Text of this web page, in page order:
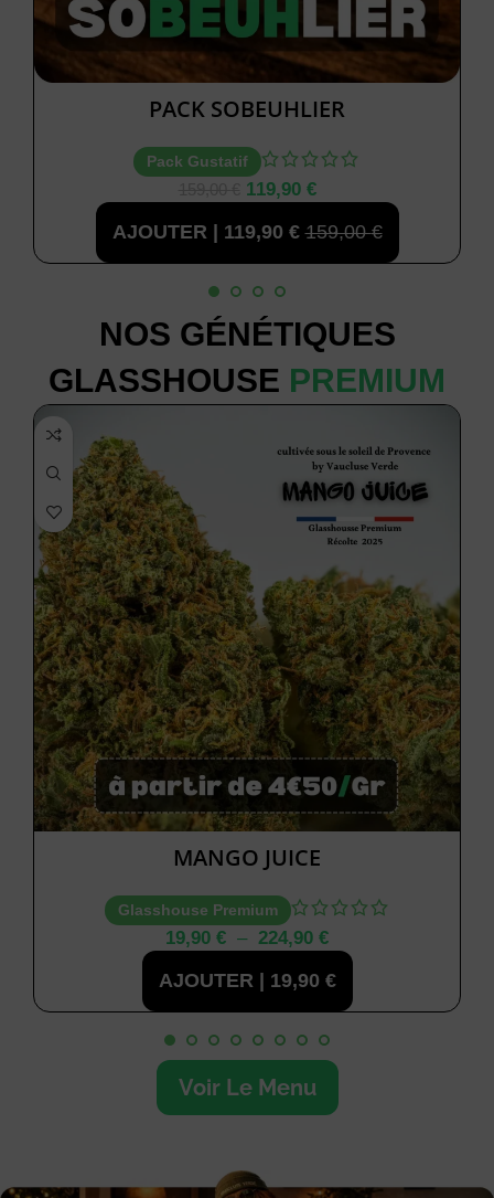
PACK SOBEUHLIER
Pack Gustatif
119,90 €
AJOUTER | 119,90 € 159,00€
NOS GÉNÉTIQUES
GLASSHOUSE PREMIUM
MANGO JUICE
Glasshouse Premium
19,90 € – 224,90 €
AJOUTER | 19,90 €
Voir Le Menu